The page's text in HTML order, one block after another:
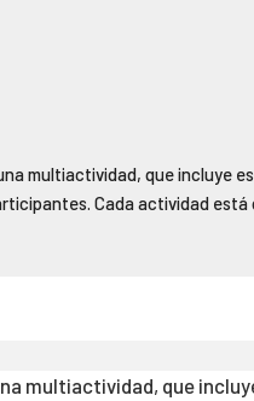
multiactividad, que incluye
Cada actividad
multiactividad, que